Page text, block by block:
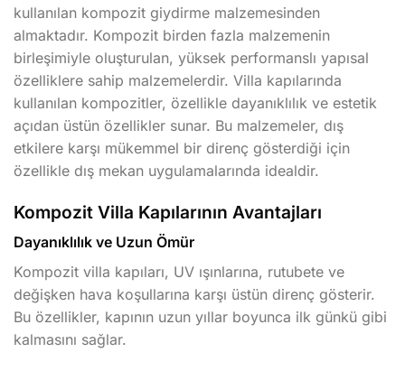
kullanılan kompozit giydirme malzemesinden
almaktadır. Kompozit birden fazla malzemenin
birleşimiyle oluşturulan, yüksek performanslı yapısal
özelliklere sahip malzemelerdir. Villa kapılarında
kullanılan kompozitler, özellikle dayanıklılık ve estetik
açıdan üstün özellikler sunar. Bu malzemeler, dış
etkilere karşı mükemmel bir direnç gösterdiği için
özellikle dış mekan uygulamalarında idealdir.
Kompozit Villa Kapılarının Avantajları
Dayanıklılık ve Uzun Ömür
Kompozit villa kapıları, UV ışınlarına, rutubete ve
değişken hava koşullarına karşı üstün direnç gösterir.
Bu özellikler, kapının uzun yıllar boyunca ilk günkü gibi
kalmasını sağlar.